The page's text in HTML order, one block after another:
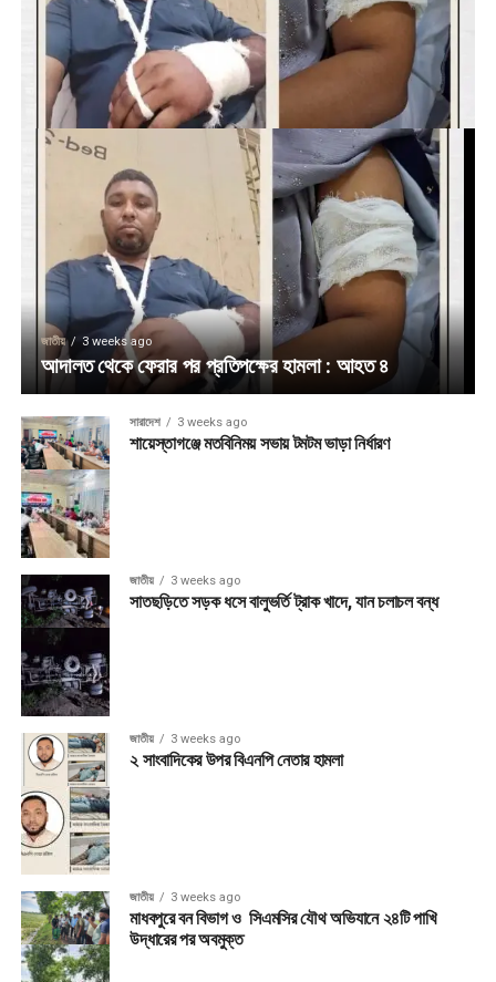
জাতীয় 3 weeks ago
আদালত থেকে ফেরার পর প্রতিপক্ষের হামলা : আহত ৪
সারাদেশ 3 weeks ago
শায়েস্তাগঞ্জে মতবিনিময় সভায় টমটম ভাড়া নির্ধারণ
জাতীয় 3 weeks ago
সাতছড়িতে সড়ক ধসে বালুভর্তি ট্রাক খাদে, যান চলাচল বন্ধ
জাতীয় 3 weeks ago
২ সাংবাদিকের উপর বিএনপি নেতার হামলা
জাতীয় 3 weeks ago
মাধবপুরে বন বিভাগ ও সিএমসির যৌথ অভিযানে ২৪টি পাখি
উদ্ধারের পর অবমুক্ত